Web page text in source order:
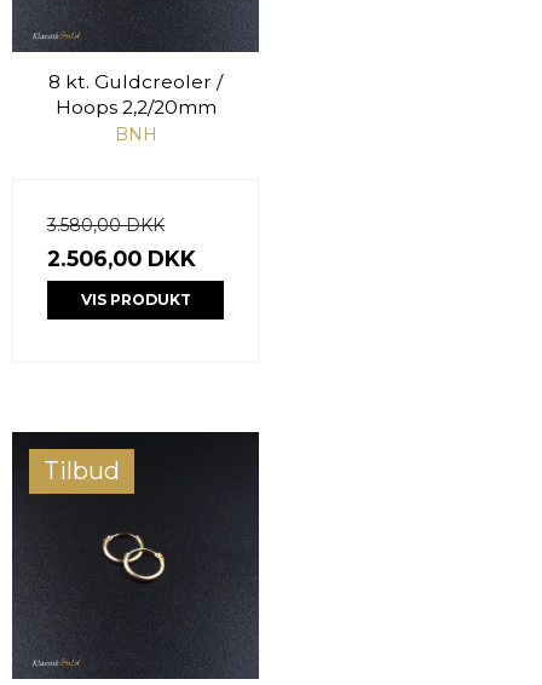
8 kt. Guldcreoler /
Hoops 2,2/20mm
BNH
3.580,00 DKK
2.506,00 DKK
VIS PRODUKT
Tilbud